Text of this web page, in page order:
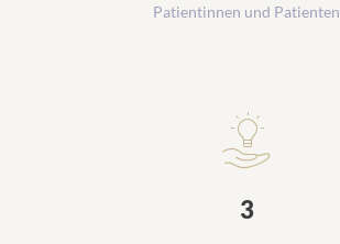
Patientinnen und Patienten
3